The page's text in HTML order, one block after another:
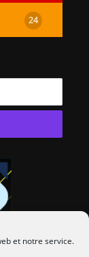
et notre service.
24